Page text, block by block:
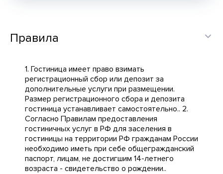
Правила
1. Гостиница имеет право взимать
регистрационный сбор или депозит за
дополнительные услуги при размещении.
Размер регистрационного сбора и депозита
гостиница устанавливает самостоятельно.. 2.
Согласно Правилам предоставления
гостиничных услуг в РФ для заселения в
гостиницы на территории РФ гражданам России
необходимо иметь при себе общегражданский
паспорт, лицам, не достигшим 14-летнего
возраста - свидетельство о рождении..